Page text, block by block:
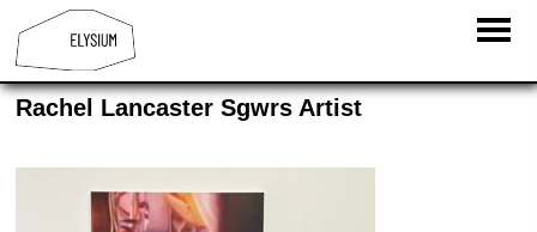
Rachel Lancaster Sgwrs Artist